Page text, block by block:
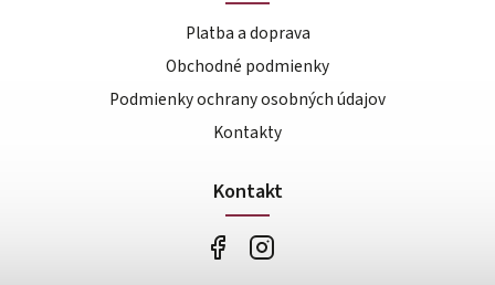
Platba a doprava
Obchodné podmienky
Podmienky ochrany osobných údajov
Kontakty
Kontakt